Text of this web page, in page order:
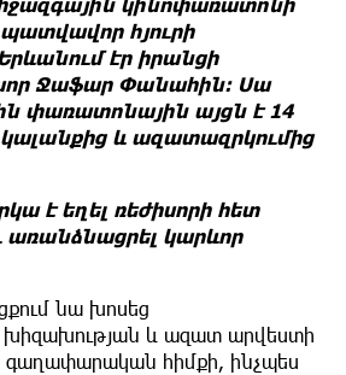
հյուրի
էր իրանցի
Ջաֆար Փանահին։ Սա
փառատոնային այցն է 14
և ազատազրկումից
է եղել ռեժիսորի հետ
կարևոր
նա խոսեց
և ազատ արվեստի
գաղափարական հիմքի, ինչպես